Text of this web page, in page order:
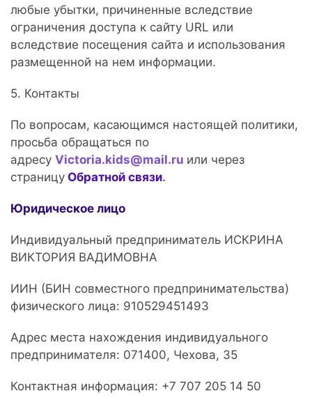
любые убытки, причиненные вследствие
ограничения доступа к сайту URL или
вследствие посещения сайта и использования
размещенной на нем информации.
5. Контакты
По вопросам, касающимся настоящей политики,
просьба обращаться по
адресу Victoria.kids@mail.ru или через
страницу Обратной связи.
Юридическое лицо
Индивидуальный предприниматель ИСКРИНА
ВИКТОРИЯ ВАДИМОВНА
ИИН (БИН совместного предпринимательства)
физического лица: 910529451493
Адрес места нахождения индивидуального
предпринимателя: 071400, Чехова, 35
Контактная информация: +7 707 205 14 50